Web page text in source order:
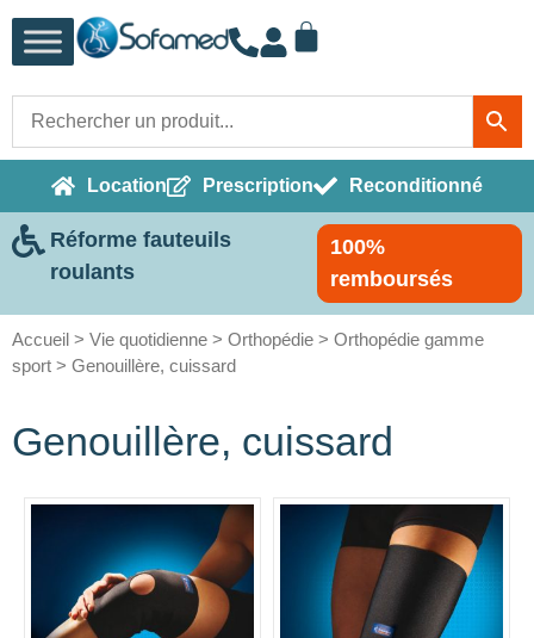
Location Prescription Reconditionné
Réforme fauteuils
roulants
100%
remboursés
Accueil > Vie quotidienne > Orthopédie > Orthopédie gamme
sport > Genouillère, cuissard
Genouillère, cuissard